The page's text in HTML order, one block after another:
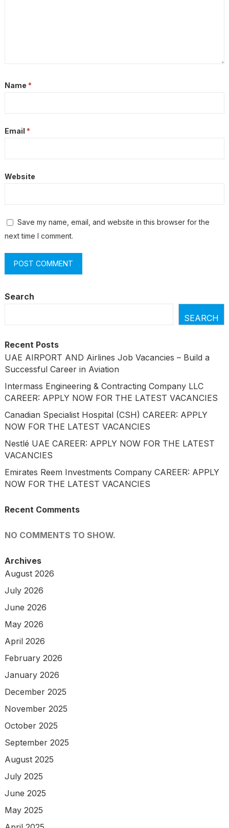
Name *
Email *
Website
Save my name, email, and website in this browser for the
next time I comment.
Search
SEARCH
Recent Posts
UAE AIRPORT AND Airlines Job Vacancies – Build a
Successful Career in Aviation
Intermass Engineering & Contracting Company LLC
CAREER: APPLY NOW FOR THE LATEST VACANCIES
Canadian Specialist Hospital (CSH) CAREER: APPLY
NOW FOR THE LATEST VACANCIES
Nestlé UAE CAREER: APPLY NOW FOR THE LATEST
VACANCIES
Emirates Reem Investments Company CAREER: APPLY
NOW FOR THE LATEST VACANCIES
Recent Comments
NO COMMENTS TO SHOW.
Archives
August 2026
July 2026
June 2026
May 2026
April 2026
February 2026
January 2026
December 2025
November 2025
October 2025
September 2025
August 2025
July 2025
June 2025
May 2025